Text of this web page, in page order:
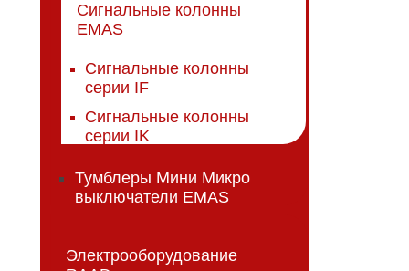
Сигнальные колонны
EMAS
Сигнальные колонны
серии IF
Сигнальные колонны
серии IK
Тумблеры Мини Микро
выключатели EMAS
Электрооборудование